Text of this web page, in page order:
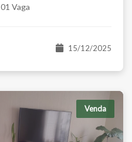
01 Vaga
15/12/2025
Venda